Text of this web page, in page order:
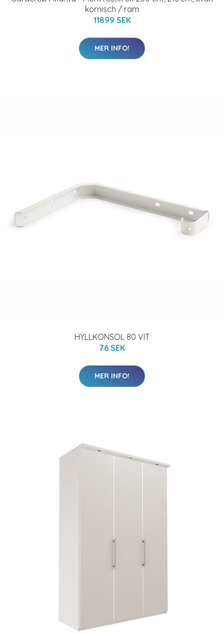
kornisch / ram
11899 SEK
MER INFO!
HYLLKONSOL 80 VIT
76 SEK
MER INFO!